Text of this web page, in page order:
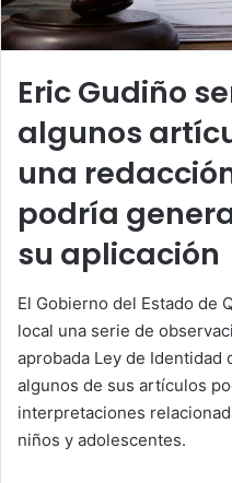
Eric Gudiño
algunos
una
podría
su aplicación
El Gobierno del Estado de
local una serie de
aprobada Ley de Identidad
algunos de sus artículos
interpretaciones
niños y adolescentes.